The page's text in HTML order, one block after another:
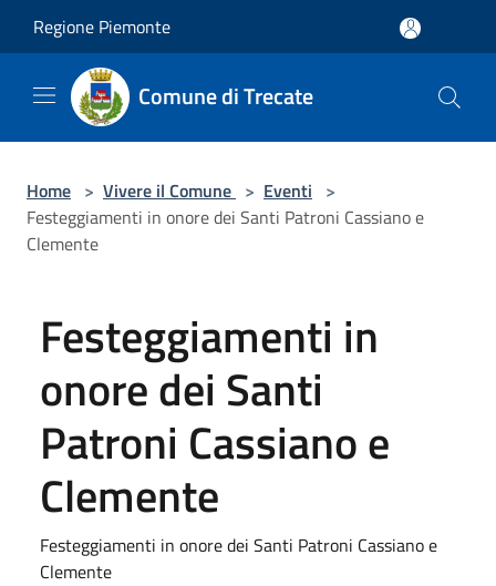
Regione Piemonte
Comune di Trecate
Home > Vivere il Comune > Eventi >
Festeggiamenti in onore dei Santi Patroni Cassiano e
Clemente
Festeggiamenti in
onore dei Santi
Patroni Cassiano e
Clemente
Festeggiamenti in onore dei Santi Patroni Cassiano e
Clemente